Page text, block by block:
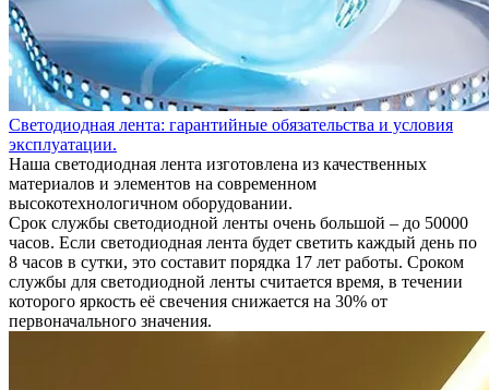
Светодиодная лента: гарантийные обязательства и условия
эксплуатации.
Наша светодиодная лента изготовлена из качественных
материалов и элементов на современном
высокотехнологичном оборудовании.
Срок службы светодиодной ленты очень большой – до 50000
часов. Если светодиодная лента будет светить каждый день по
8 часов в сутки, это составит порядка 17 лет работы. Сроком
службы для светодиодной ленты считается время, в течении
которого яркость её свечения снижается на 30% от
первоначального значения.